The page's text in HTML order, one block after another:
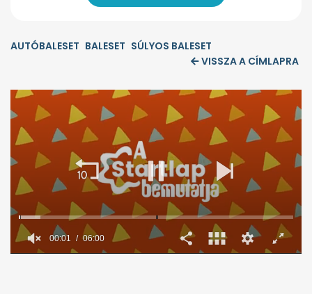
AUTÓBALESET BALESET SÚLYOS BALESET
VISSZA A CÍMLAPRA
00:02 06:00